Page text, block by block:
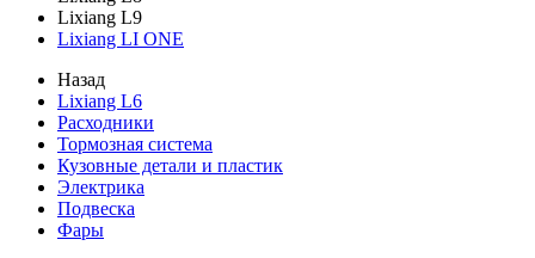
Lixiang L9
Lixiang LI ONE
Назад
Lixiang L6
Расходники
Тормозная система
Кузовные детали и пластик
Электрика
Подвеска
Фары